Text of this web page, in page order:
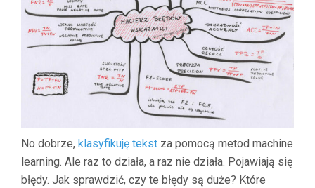
No dobrze, klasyfikuję tekst za pomocą metod machine
learning. Ale raz to działa, a raz nie działa. Pojawiają się
błędy. Jak sprawdzić, czy te błędy są duże? Które